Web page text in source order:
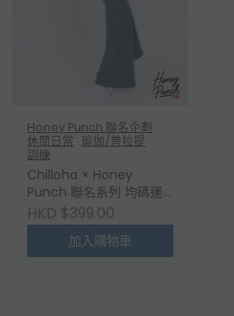
Honey Punch 聯名企劃
休閒日常
瑜伽/普拉提
訓練
Chilloha × Honey
Punch 聯名系列 均碼運
動喇叭褲
HKD $399.00
加入購物車